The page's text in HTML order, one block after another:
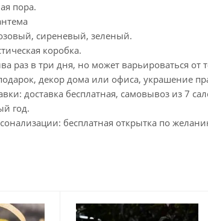
пора.
сиреневый, зеленый.
коробка.
раз в три дня, но может варьироваться
декор дома или офиса, украшение
доставка бесплатная, самовывоз из 7
год.
бесплатная открытка по